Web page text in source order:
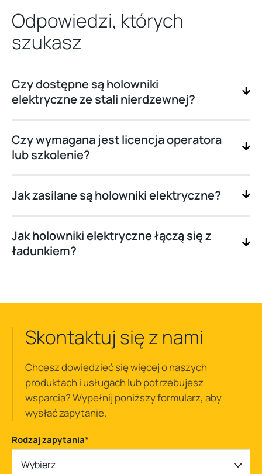
Odpowiedzi, których
szukasz
Czy dostępne są holowniki
elektryczne ze stali nierdzewnej?
Czy wymagana jest licencja operatora
lub szkolenie?
Jak zasilane są holowniki elektryczne?
Jak holowniki elektryczne łączą się z
ładunkiem?
Skontaktuj się z nami
Chcesz dowiedzieć się więcej o naszych
produktach i usługach lub potrzebujesz
wsparcia? Wypełnij poniższy formularz, aby
wysłać zapytanie.
Rodzaj zapytania*
Wybierz